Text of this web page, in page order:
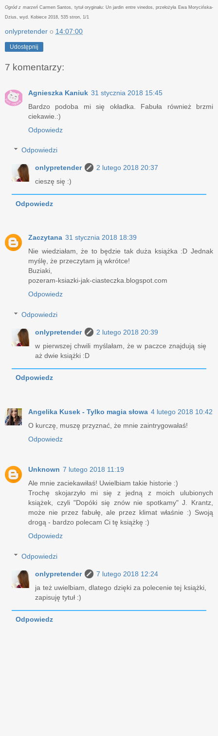
Ogród z marzeńCarmen Santos, tytuł oryginału: Un jardin entre vinedos, przełożyła Ewa Morycińska-
Dzius, wyd. Kobiece 2018, 535 stron, 1/1
onlypretender o 14:07:00
Udostępnij
7 komentarzy:
Agnieszka Kaniuk 31 stycznia 2018 15:45
Bardzo podoba mi się okładka. Fabuła również brzmi
ciekawie.:)
Odpowiedz
Odpowiedzi
onlypretender
2 lutego 2018 20:37
cieszę się :)
Odpowiedz
Zaczytana 31 stycznia 2018 18:39
Nie wiedziałam, że to będzie tak duża książka :D Jednak
myślę, że przeczytam ją wkrótce!
Buziaki,
pozeram-ksiazki-jak-ciasteczka.blogspot.com
Odpowiedz
Odpowiedzi
onlypretender
2 lutego 2018 20:39
w pierwszej chwili myślałam, że w paczce znajdują się
aż dwie książki :D
Odpowiedz
Angelika Kusek - Tylko magia słowa 4 lutego 2018 10:42
O kurczę, muszę przyznać, że mnie zaintrygowałaś!
Odpowiedz
Unknown 7 lutego 2018 11:19
Ale mnie zaciekawiłaś! Uwielbiam takie historie :)
Trochę skojarzyło mi się z jedną z moich ulubionych
książek, czyli "Dopóki się znów nie spotkamy" J. Krantz,
może nie przez fabułę, ale przez klimat właśnie :) Swoją
drogą - bardzo polecam Ci tę książkę :)
Odpowiedz
Odpowiedzi
onlypretender
7 lutego 2018 12:24
ja też uwielbiam, dlatego dzięki za polecenie tej książki,
zapisuję tytuł :)
Odpowiedz